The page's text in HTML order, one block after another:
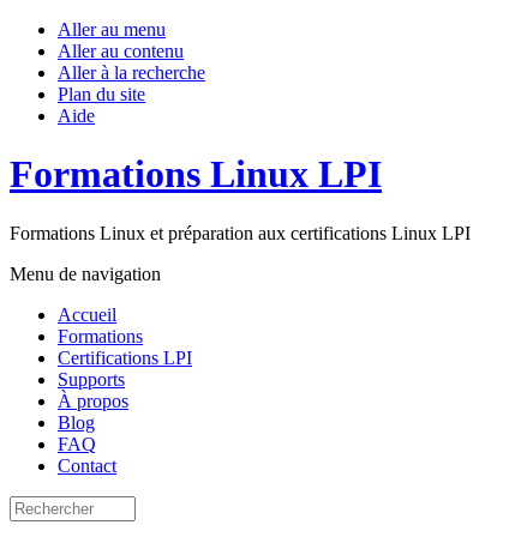
Aller au menu
Aller au contenu
Aller à la recherche
Plan du site
Aide
Formations Linux LPI
Formations Linux et préparation aux certifications Linux LPI
Menu de navigation
Accueil
Formations
Certifications LPI
Supports
À propos
Blog
FAQ
Contact